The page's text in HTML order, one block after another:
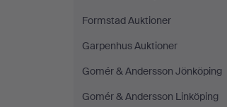
Formstad Auktioner
Garpenhus Auktioner
Gomér & Andersson Jönköping
Gomér & Andersson Linköping